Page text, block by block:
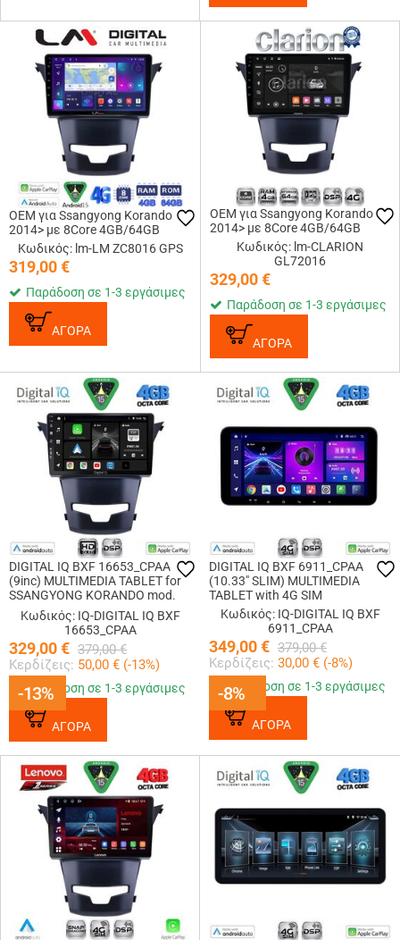
OEM για Ssangyong Korando
2014> με 8Core 4GB/64GB
Κωδικός: lm-LM ZC8016 GPS
319,00€
Παράδοση σε 1-3 εργάσιμες
ΑΓΟΡΑ
OEM για Ssangyong Korando
2014> με 8Core 4GB/64GB
Κωδικός: lm-CLARION
GL72016
329,00€
Παράδοση σε 1-3 εργάσιμες
ΑΓΟΡΑ
-13%
DIGITAL IQ BXF 16653_CPAA
(9inc) MULTIMEDIA TABLET for
SSANGYONG KORANDO mod.
2014-2019
Κωδικός: IQ-DIGITAL IQ BXF
16653_CPAA
329,00€ 379,00 €
Κερδίζεις: 50,00 € (-13%)
-13%
Παράδοση σε 1-3 εργάσιμες
ΑΓΟΡΑ
-8%
DIGITAL IQ BXF 6911_CPAA
(10.33" SLIM) MULTIMEDIA
TABLET with 4G SIM
Κωδικός: IQ-DIGITAL IQ BXF
6911_CPAA
349,00€ 379,00 €
Κερδίζεις: 30,00 € (-8%)
-8%
Παράδοση σε 1-3 εργάσιμες
ΑΓΟΡΑ